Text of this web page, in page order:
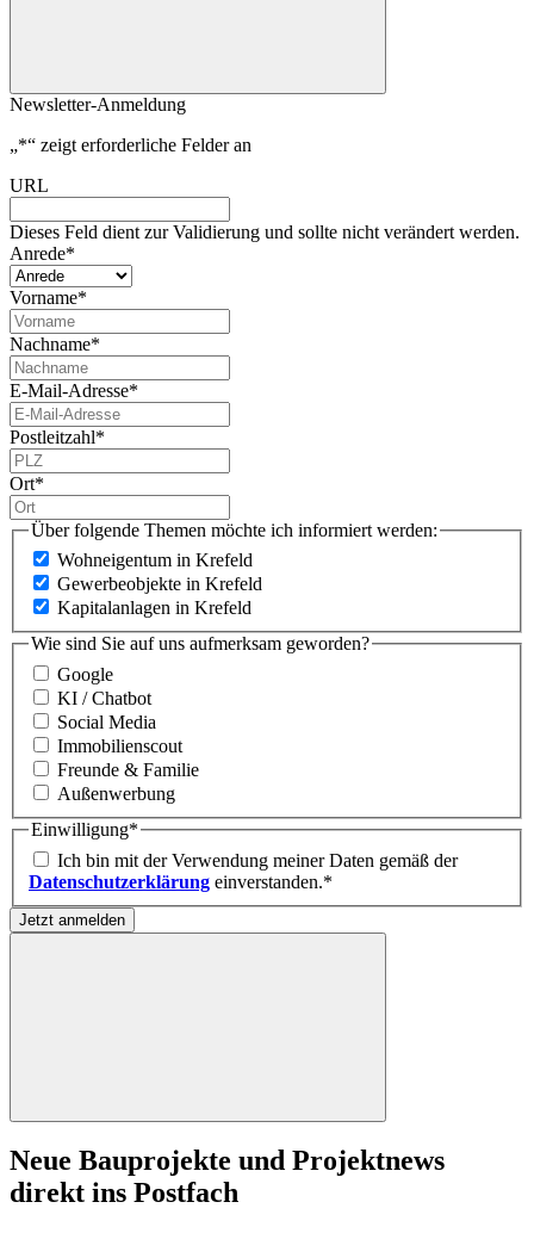
Newsletter-Anmeldung
„*“ zeigt erforderliche Felder an
URL
Dieses Feld dient zur Validierung und sollte nicht verändert werden.
Anrede*
Vorname*
Nachname*
E-Mail-Adresse*
Postleitzahl*
Ort*
Über folgende Themen möchte ich informiert werden:
Wohneigentum in Krefeld
Gewerbeobjekte in Krefeld
Kapitalanlagen in Krefeld
Wie sind Sie auf uns aufmerksam geworden?
Google
KI / Chatbot
Social Media
Immobilienscout
Freunde & Familie
Außenwerbung
Einwilligung*
Ich bin mit der Verwendung meiner Daten gemäß der
Datenschutzerklärung einverstanden.*
Jetzt anmelden
Neue Bauprojekte und Projektnews
direkt ins Postfach